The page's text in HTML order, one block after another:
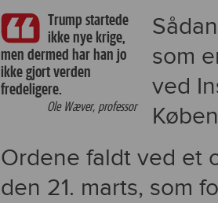
Trump startede
ikke nye krige,
men dermed har han jo
ikke gjort verden
fredeligere.
Ole Wæver, professor
som
ved
Ordene faldt ved et
den 21. marts, som